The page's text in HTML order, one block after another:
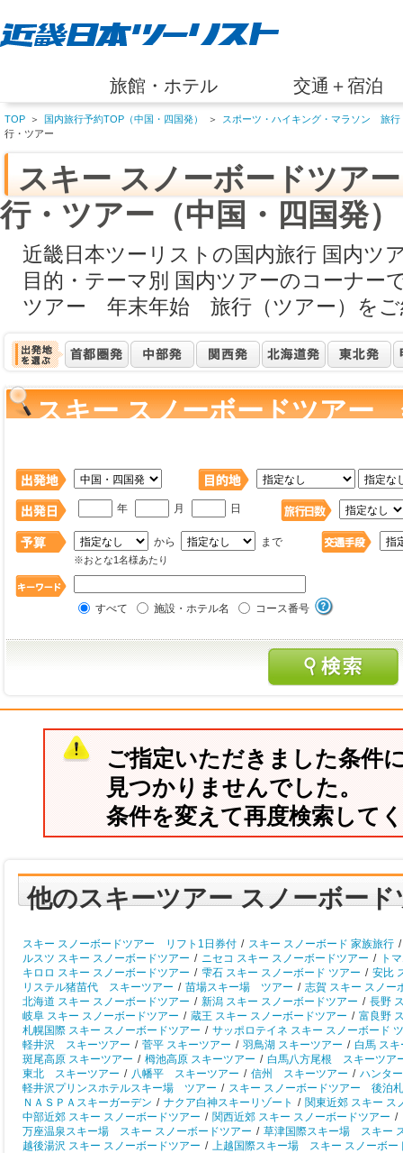
旅館・ホテル 交通＋宿泊
TOP ＞ 国内旅行予約TOP（中国・四国発） ＞
スポーツ・ハイキング・マラソン 旅行
行・ツアー
スキー スノーボードツ
行・ツアー（中国・四国発）
近畿日本ツーリストの国内旅行 国内ツ
目的・テーマ別 国内ツアーのコーナー
ツアー 年末年始 旅行（ツアー）をご
スキー スノーボードツア
年 月 日
から まで
※おとな1名様あたり
すべて 施設・ホテル名 コース番号
ご指定いただきました条件
見つかりませんでした。
条件を変えて再度検索して
他のスキーツアー スノーボー
スキー スノーボードツアー リフト1日券付 / スキー スノーボード 家族旅行 /
ルスツ スキー スノーボードツアー / ニセコ スキー スノーボードツアー /
ト
キロロ スキー スノーボードツアー / 雫石 スキー スノーボード ツアー / 安比
リステル猪苗代 スキーツアー / 苗場スキー場 ツアー / 志賀 スキー スノー
北海道 スキー スノーボードツアー / 新潟 スキー スノーボードツアー / 長野
岐阜 スキー スノーボードツアー / 蔵王 スキー スノーボードツアー / 富良野
札幌国際 スキー スノーボードツアー / サッポロテイネ スキー スノーボード
軽井沢 スキーツアー / 菅平 スキーツアー / 羽鳥湖 スキーツアー / 白馬 ス
斑尾高原 スキーツアー / 栂池高原 スキーツアー / 白馬八方尾根 スキーツア
東北 スキーツアー / 八幡平 スキーツアー / 信州 スキーツアー / ハンタ
軽井沢プリンスホテルスキー場 ツアー / スキー スノーボードツアー 後泊
ＮＡＳＰＡスキーガーデン / ナクア白神スキーリゾート / 関東近郊 スキー ス
中部近郊 スキー スノーボードツアー / 関西近郊 スキー スノーボードツアー /
万座温泉スキー場 スキー スノーボードツアー / 草津国際スキー場 スキー
越後湯沢 スキー スノーボードツアー / 上越国際スキー場 スキー スノーボー